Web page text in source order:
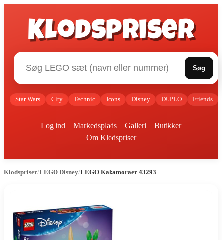
Klodspriser
Søg
Star Wars City Technic Icons Disney DUPLO Friends
Log ind Markedsplads Galleri
Butikker
Om Klodspriser
Klodspriser/LEGO Disney/LEGO Kakamoraer 43293